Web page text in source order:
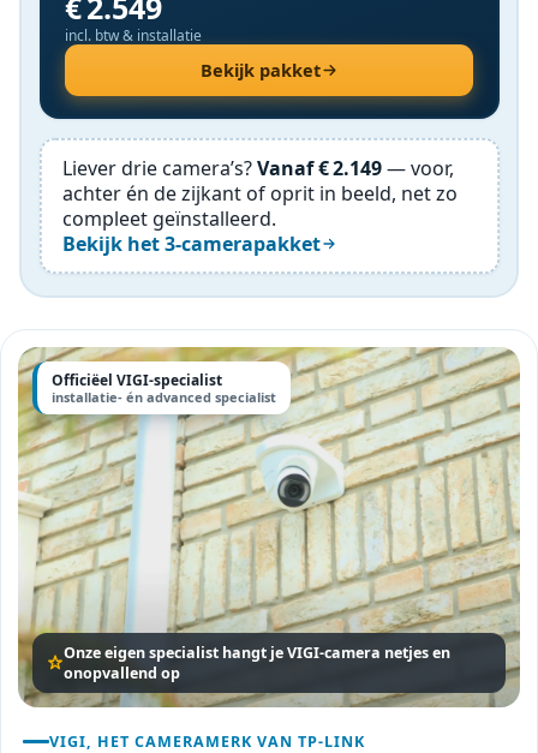
incl. btw & installatie
Bekijk pakket
Liever drie camera’s?Vanaf € 2.149— voor,
achter én de zijkant of oprit in beeld, net zo
compleet geïnstalleerd.
Bekijk het 3-camerapakket
Officiëel VIGI-specialist
installatie- én advanced specialist
Onze eigen specialist hangt je VIGI-camera netjes en
onopvallend op
VIGI, HET CAMERAMERK VAN TP-LINK